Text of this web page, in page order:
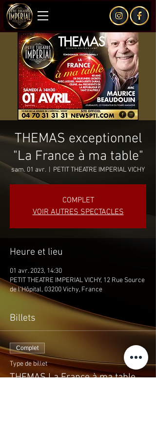
THEMAS exceptionnel
"La France à ma table"
sam. 01 avr. PETIT THEATRE IMPERIAL VICHY
COMPLET
VOIR AUTRES SPECTACLES
Heure et lieu
01 avr. 2023, 14:30
PETIT THEATRE IMPERIAL VICHY, 12 Rue Source
de l'Hôpital, 03200 Vichy, France
Billets
Complet
Type de billet
THEMAS La France à ma table